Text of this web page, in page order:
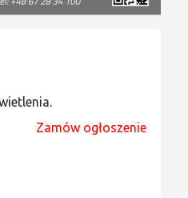
Zamów ogłoszenie